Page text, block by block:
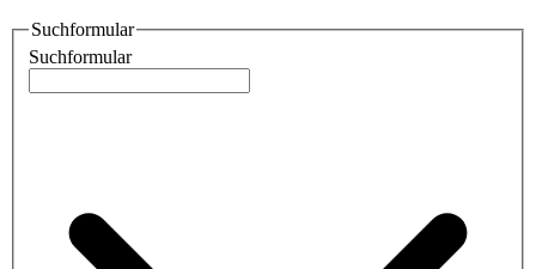
Suchformular
Suchformular